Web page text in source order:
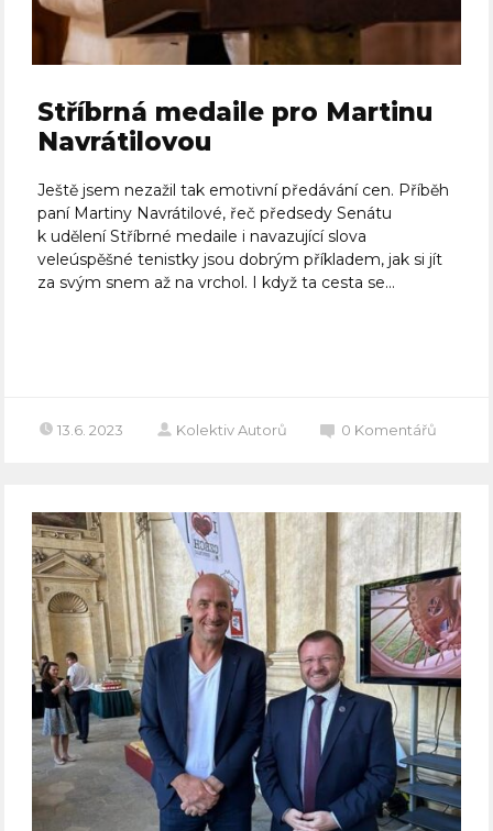
Stříbrná medaile pro Martinu
Navrátilovou
Ještě jsem nezažil tak emotivní předávání cen. Příběh
paní Martiny Navrátilové, řeč předsedy Senátu
k udělení Stříbrné medaile i navazující slova
veleúspěšné tenistky jsou dobrým příkladem, jak si jít
za svým snem až na vrchol. I když ta cesta se...
13.6. 2023 Kolektiv Autorů 0 Komentářů